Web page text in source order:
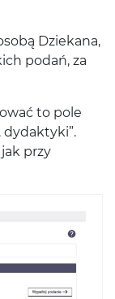
Dziekana,
podań, za
to pole
dydaktyki”.
przy